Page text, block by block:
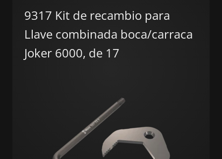
9317 Kit de recambio para
Llave combinada boca/carraca
Joker 6000, de 17